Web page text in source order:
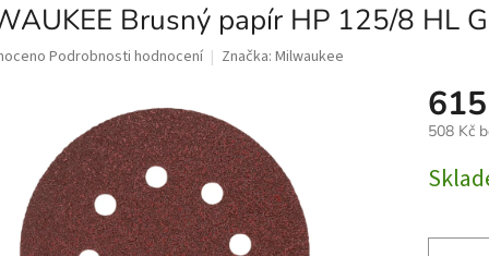
Brusný papír HP 125/8 HL
Podrobnosti hodnocení Značka: Milwaukee
508 Kč
cena: